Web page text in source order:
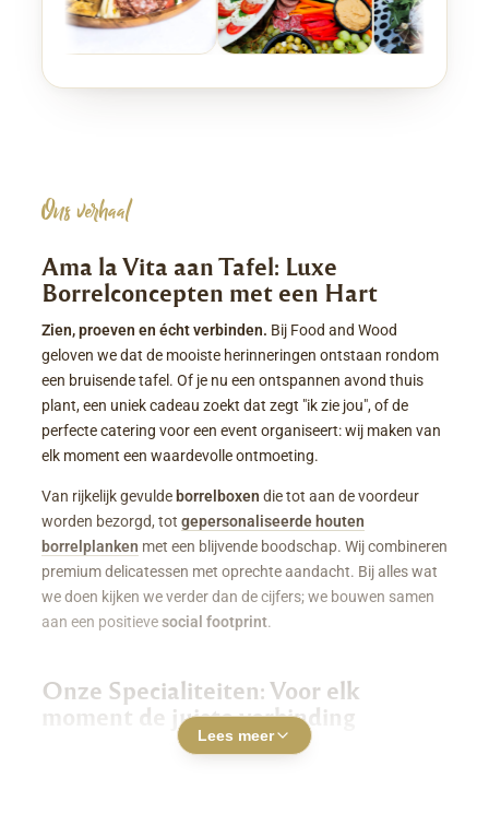
Ons verhaal
Ama la Vita aan Tafel: Luxe
Borrelconcepten met een Hart
Zien, proeven en écht verbinden. Bij Food and Wood
geloven we dat de mooiste herinneringen ontstaan rondom
een bruisende tafel. Of je nu een ontspannen avond thuis
plant, een uniek cadeau zoekt dat zegt "ik zie jou", of de
perfecte catering voor een event organiseert: wij maken van
elk moment een waardevolle ontmoeting.
Van rijkelijk gevuldeborrelboxen die tot aan de voordeur
worden bezorgd, tot gepersonaliseerde houten
borrelplanken met een blijvende boodschap. Wij combineren
premium delicatessen met oprechte aandacht. Bij alles wat
we doen kijken we verder dan de cijfers; we bouwen samen
aan een positievesocial footprint.
Onze Specialiteiten: Voor elk
moment de juiste verbinding
Luxe Borrelboxen & Borrelpakketten
Lees meer